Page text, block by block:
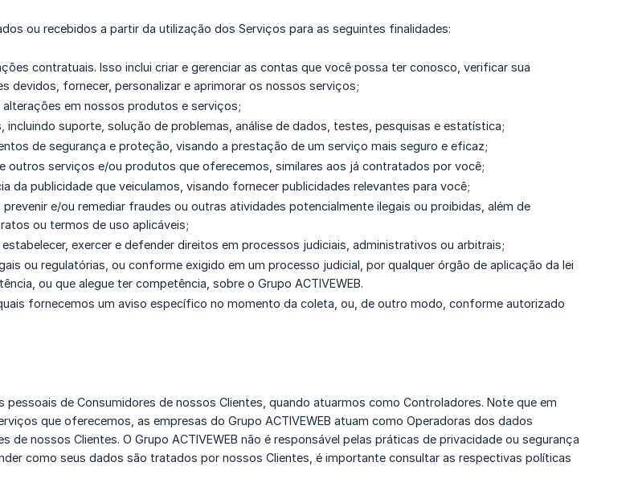
ou recebidos a partir da utilização dos Serviços para as seguintes finalidades:
contratuais. Isso inclui criar e gerenciar as contas que você possa ter conosco, verificar sua
devidos, fornecer, personalizar e aprimorar os nossos serviços;
em nossos produtos e serviços;
incluindo suporte, solução de problemas, análise de dados, testes, pesquisas e estatística;
de segurança e proteção, visando a prestação de um serviço mais seguro e eficaz;
outros serviços e/ou produtos que oferecemos, similares aos já contratados por você;
da publicidade que veiculamos, visando fornecer publicidades relevantes para você;
e/ou remediar fraudes ou outras atividades potencialmente ilegais ou proibidas, além de
ou termos de uso aplicáveis;
exercer e defender direitos em processos judiciais, administrativos ou arbitrais;
ou regulatórias, ou conforme exigido em um processo judicial, por qualquer órgão de aplicação da lei
ou que alegue ter competência, sobre o Grupo ACTIVEWEB.
fornecemos um aviso específico no momento da coleta, ou, de outro modo, conforme autorizado
pessoais de Consumidores de nossos Clientes, quando atuarmos como Controladores. Note que em
que oferecemos, as empresas do Grupo ACTIVEWEB atuam como Operadoras dos dados
de nossos Clientes. O Grupo ACTIVEWEB não é responsável pelas práticas de privacidade ou segurança
como seus dados são tratados por nossos Clientes, é importante consultar as respectivas políticas